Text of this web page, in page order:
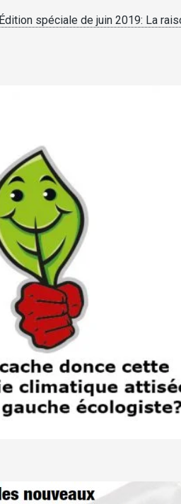
Édition spéciale de juin 2019: La